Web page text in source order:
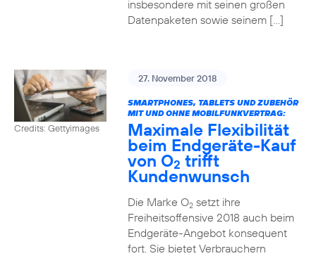
insbesondere mit seinen großen
Datenpaketen sowie seinem […]
Credits: Gettyimages
27. November 2018
SMARTPHONES, TABLETS UND ZUBEHÖR
MIT UND OHNE MOBILFUNKVERTRAG:
Maximale Flexibilität
beim Endgeräte-Kauf
von O2 trifft
Kundenwunsch
Die Marke O2setzt ihre
Freiheitsoffensive 2018 auch beim
Endgeräte-Angebot konsequent
fort. Sie bietet Verbrauchern